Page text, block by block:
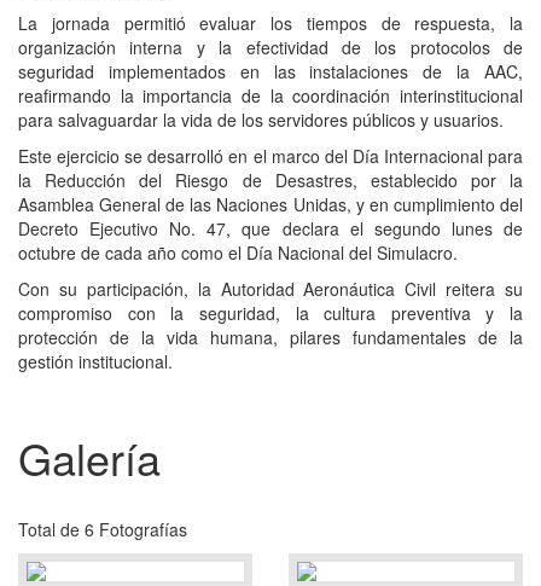
La jornada permitió evaluar los tiempos de respuesta, la
organización interna y la efectividad de los protocolos de
seguridad implementados en las instalaciones de la AAC,
reafirmando la importancia de la coordinación interinstitucional
para salvaguardar la vida de los servidores públicos y usuarios.
Este ejercicio se desarrolló en el marco del Día Internacional para
la Reducción del Riesgo de Desastres, establecido por la
Asamblea General de las Naciones Unidas, y en cumplimiento del
Decreto Ejecutivo No. 47, que declara el segundo lunes de
octubre de cada año como el Día Nacional del Simulacro.
Con su participación, la Autoridad Aeronáutica Civil reitera su
compromiso con la seguridad, la cultura preventiva y la
protección de la vida humana, pilares fundamentales de la
gestión institucional.
Galería
Total de 6 Fotografías